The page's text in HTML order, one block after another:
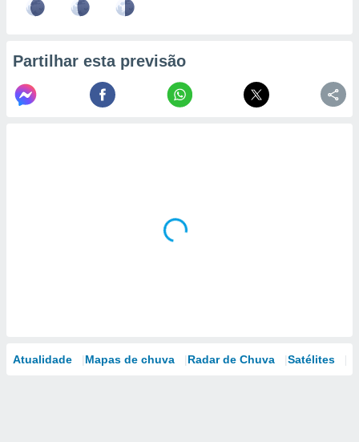
Partilhar esta previsão
Atualidade Mapas de chuva Radar de Chuva Satélites